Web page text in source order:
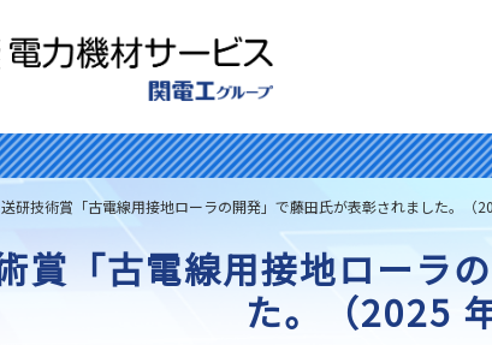
送研技術賞「古電線用接地ローラの開発」で藤田氏が表彰されました。（
賞「古電線用接地ローラ
た。（2025